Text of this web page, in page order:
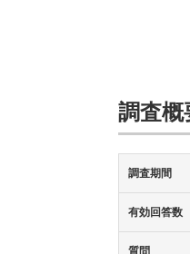
調査概
調査期間
有効回答数
質問